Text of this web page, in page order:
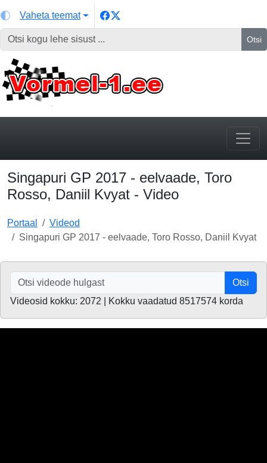
Vaheta teemat
Otsi
Singapuri GP 2017 - eelvaade, Toro
Rosso, Daniil Kvyat - Video
Portaal
Videod
Singapuri GP 2017 - eelvaade, Toro Rosso, Daniil Kvyat
Otsi
Videosid kokku: 2072 | Kokku vaadatud 8517574 korda